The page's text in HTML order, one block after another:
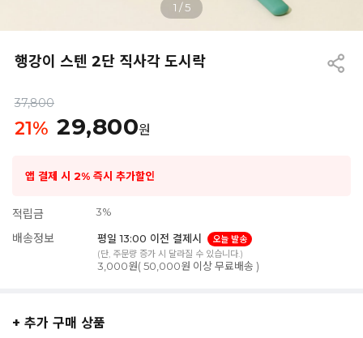
1 /5
행강이 스텐 2단 직사각 도시락
37,800
21% 29,800원
앱 결제 시 2% 즉시 추가할인
적립금 3%
배송정보 평일 13:00 이전 결제시
오늘 발송
(단, 주문량 증가 시 달라질 수 있습니다.)
3,000원( 50,000원 이상 무료배송 )
+ 추가 구매 상품